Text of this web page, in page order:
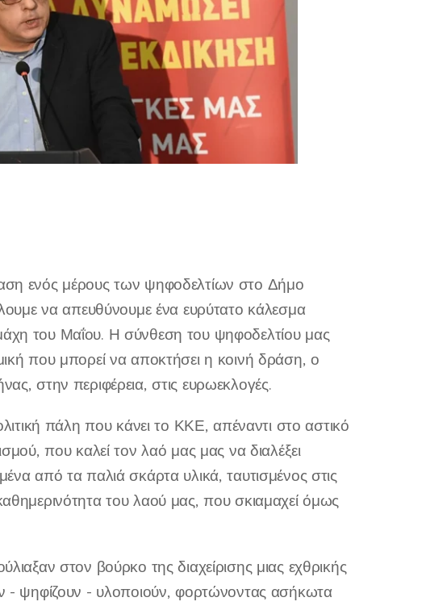
ενός μέρους των ψηφοδελτίων στο Δήμο
να απευθύνουμε ένα ευρύτατο κάλεσμα
του Μαΐου. Η σύνθεση του ψηφοδελτίου μας
που μπορεί να αποκτήσει η κοινή δράση, ο
στην περιφέρεια, στις ευρωεκλογές.
πάλη που κάνει το ΚΚΕ, απέναντι στο αστικό
που καλεί τον λαό μας μας να διαλέξει
από τα παλιά σκάρτα υλικά, ταυτισμένος στις
του λαού μας, που σκιαμαχεί όμως
στον βούρκο της διαχείρισης μιας εχθρικής
- ψηφίζουν - υλοποιούν, φορτώνοντας ασήκωτα